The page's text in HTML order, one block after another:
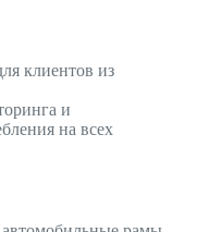
клиентов из
и
на всех